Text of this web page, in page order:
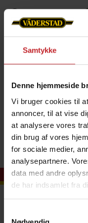
Samtykke
Denne hjemmeside
Vi bruger cookies til
annoncer, til at vise
at analysere vores
din brug af vores
for sociale medier,
analysepartnere.
data med andre
de har indsamlet fra
Om os
Kontakt os